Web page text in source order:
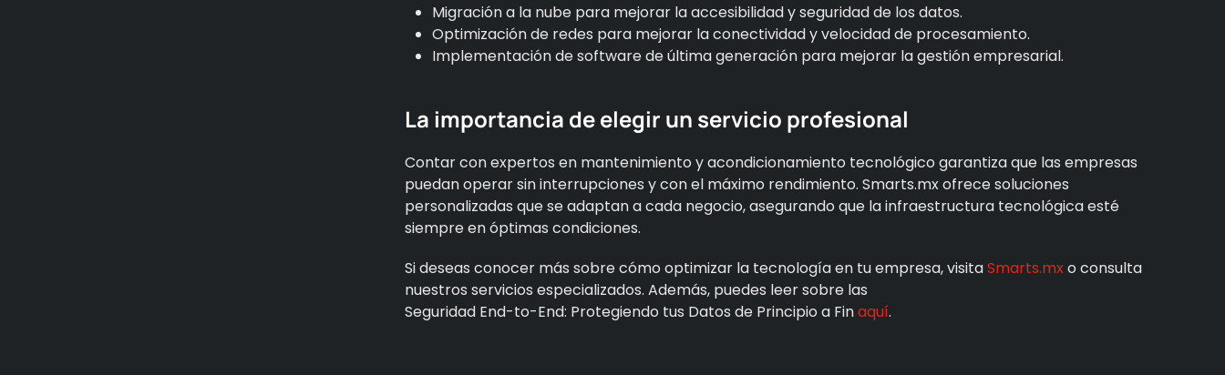
Migración a la nube para mejorar la accesibilidad y seguridad de los datos.
Optimización de redes para mejorar la conectividad y velocidad de procesamiento.
Implementación de software de última generación para mejorar la gestión empresarial.
La importancia de elegir un servicio profesional
Contar con expertos en mantenimiento y acondicionamiento tecnológico garantiza que las empresas
puedan operar sin interrupciones y con el máximo rendimiento. Smarts.mx ofrece soluciones
personalizadas que se adaptan a cada negocio, asegurando que la infraestructura tecnológica esté
siempre en óptimas condiciones.
Si deseas conocer más sobre cómo optimizar la tecnología en tu empresa, visitaSmarts.mxo consulta
nuestros servicios especializados. Además, puedes leer sobre las
Seguridad End-to-End: Protegiendo tus Datos de Principio a Finaquí.